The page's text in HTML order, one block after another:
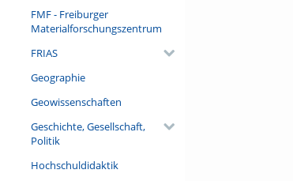
FMF - Freiburger
Materialforschungszentrum
FRIAS
Geographie
Geowissenschaften
Geschichte, Gesellschaft,
Politik
Hochschuldidaktik